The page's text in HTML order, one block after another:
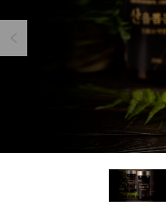
Previous